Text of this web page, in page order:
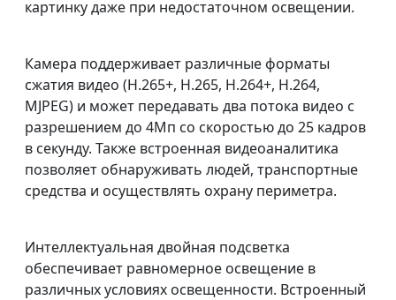
картинку даже при недостаточном освещении.
Камера поддерживает различные форматы
сжатия видео (H.265+, H.265, H.264+, H.264,
MJPEG) и может передавать два потока видео с
разрешением до 4Мп со скоростью до 25 кадров
в секунду. Также встроенная видеоаналитика
позволяет обнаруживать людей, транспортные
средства и осуществлять охрану периметра.
Интеллектуальная двойная подсветка
обеспечивает равномерное освещение в
различных условиях освещенности. Встроенный